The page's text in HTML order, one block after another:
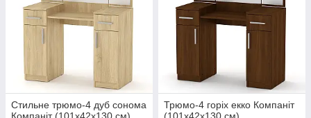
Стильне трюмо-4 дуб сонома
Трюмо-4 горіх екко Компаніт